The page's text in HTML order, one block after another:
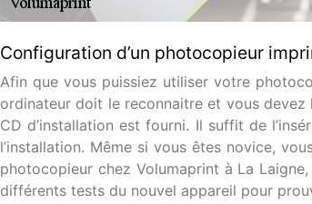
Configuration d’un photocopieur
Afin que vous puissiez utiliser votre
ordinateur doit le reconnaitre et vous devez
CD d’installation est fourni. Il suffit de
l’installation. Même si vous êtes novice,
photocopieur chez Volumaprint à La
différents tests du nouvel appareil pour